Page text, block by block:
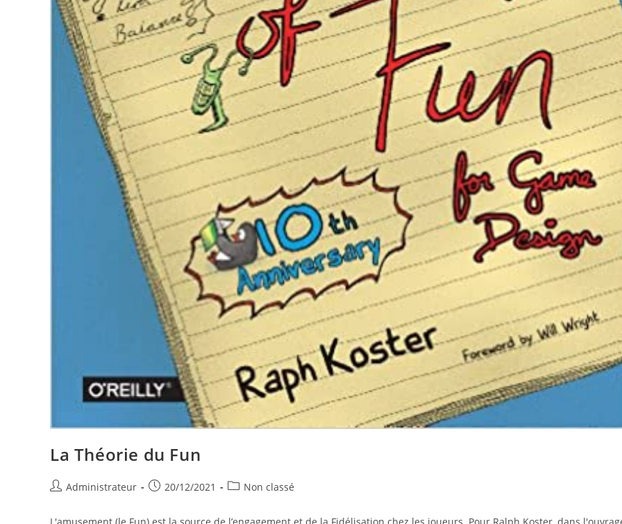
La Théorie du Fun
Auteur/autrice
la
Administrateur
Publication
20/12/2021
PostNon classé